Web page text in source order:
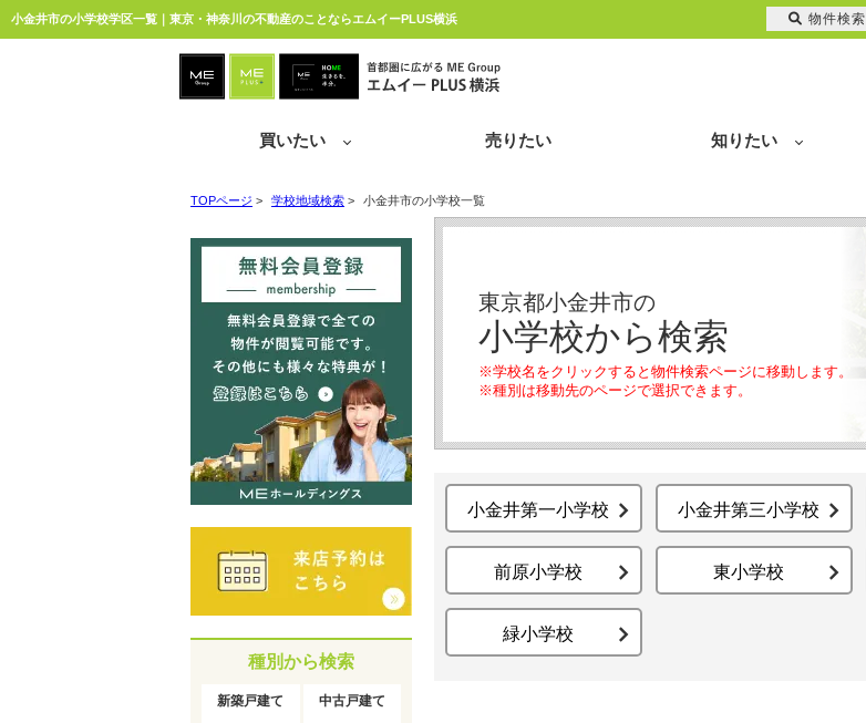
小金井市の小学校学区一覧｜東京・神奈川の不動産のことならエムイーPLUS横浜
買いたい 売りたい 知りたい
TOPページ > 学校地域検索 > 小金井市の小学校一覧
東京都小金井市の
小学校から検索
※学校名をクリックすると物件検索ページに移動します。
※種別は移動先のページで選択できます。
小金井第一小学校 小金井第三小学校
前原小学校 東小学校
緑小学校
種別から検索
新築戸建て 中古戸建て
物件検索